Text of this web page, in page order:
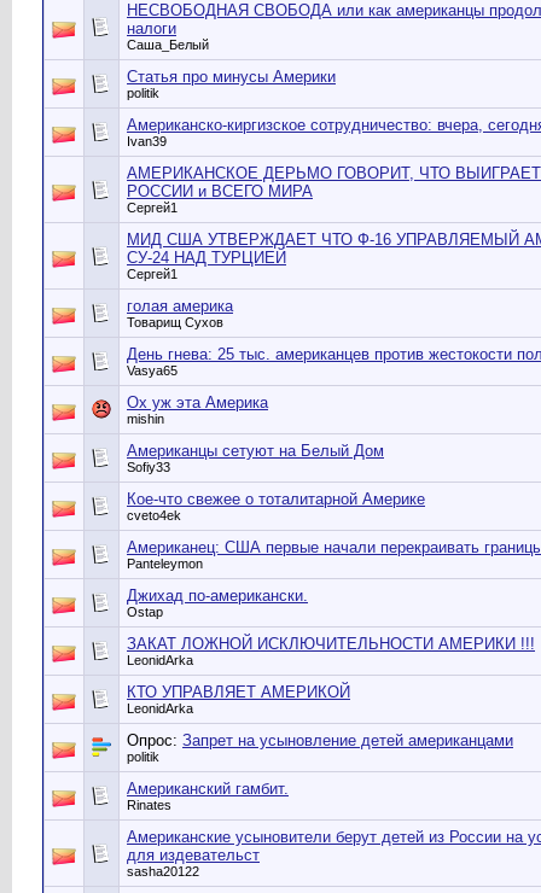
НЕСВОБОДНАЯ СВОБОДА или как американцы
налоги
Саша_Белый
Статья про минусы Америки
politik
Американско-киргизское сотрудничество: вчера,
Ivan39
АМЕРИКАНСКОЕ ДЕРЬМО ГОВОРИТ, ЧТО
РОССИИ и ВСЕГО МИРА
Сергей1
МИД США УТВЕРЖДАЕТ ЧТО Ф-16 УПРАВЛЯЕМЫЙ
СУ-24 НАД ТУРЦИЕЙ
Сергей1
голая америка
Товарищ Сухов
День гнева: 25 тыс. американцев против жестокости
Vasya65
Ох уж эта Америка
mishin
Американцы сетуют на Белый Дом
Sofiy33
Кое-что свежее о тоталитарной Америке
cveto4ek
Американец: США первые начали перекраивать
Panteleymon
Джихад по-американски.
Ostap
ЗАКАТ ЛОЖНОЙ ИСКЛЮЧИТЕЛЬНОСТИ АМЕРИКИ !!!
LeonidArka
КТО УПРАВЛЯЕТ АМЕРИКОЙ
LeonidArka
Опрос: Запрет на усыновление детей американцами
politik
Американский гамбит.
Rinates
Американские усыновители берут детей из России на
для издевательст
sasha20122